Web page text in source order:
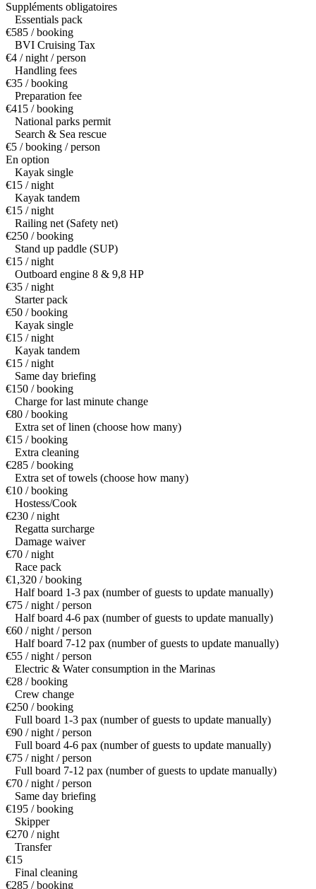
Suppléments obligatoires
Essentials pack
€585 / booking
BVI Cruising Tax
€4 / night / person
Handling fees
€35 / booking
Preparation fee
€415 / booking
National parks permit
Search & Sea rescue
€5 / booking / person
En option
Kayak single
€15 / night
Kayak tandem
€15 / night
Railing net (Safety net)
€250 / booking
Stand up paddle (SUP)
€15 / night
Outboard engine 8 & 9,8 HP
€35 / night
Starter pack
€50 / booking
Kayak single
€15 / night
Kayak tandem
€15 / night
Same day briefing
€150 / booking
Charge for last minute change
€80 / booking
Extra set of linen (choose how many)
€15 / booking
Extra cleaning
€285 / booking
Extra set of towels (choose how many)
€10 / booking
Hostess/Cook
€230 / night
Regatta surcharge
Damage waiver
€70 / night
Race pack
€1,320 / booking
Half board 1-3 pax (number of guests to update manually)
€75 / night / person
Half board 4-6 pax (number of guests to update manually)
€60 / night / person
Half board 7-12 pax (number of guests to update manually)
€55 / night / person
Electric & Water consumption in the Marinas
€28 / booking
Crew change
€250 / booking
Full board 1-3 pax (number of guests to update manually)
€90 / night / person
Full board 4-6 pax (number of guests to update manually)
€75 / night / person
Full board 7-12 pax (number of guests to update manually)
€70 / night / person
Same day briefing
€195 / booking
Skipper
€270 / night
Transfer
€15
Final cleaning
€285 / booking